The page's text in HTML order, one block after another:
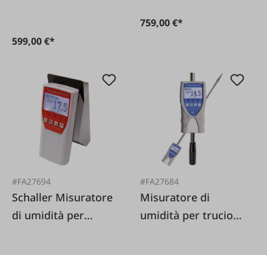
599,00 €*
759,00 €*
#FA27694
Schaller Misuratore
di umidità per
#FA27684
Misuratore di
umidità per trucioli